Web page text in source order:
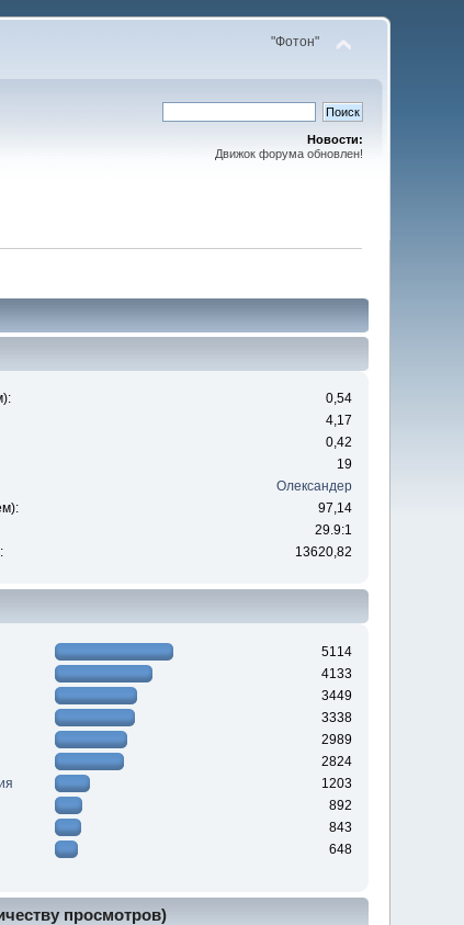
"Фотон"
Новости:
Движок форума обновлен!
0,54
4,17
0,42
19
Олександер
97,14
29.9:1
13620,82
5114
4133
3449
3338
2989
2824
1203
892
843
648
просмотров)